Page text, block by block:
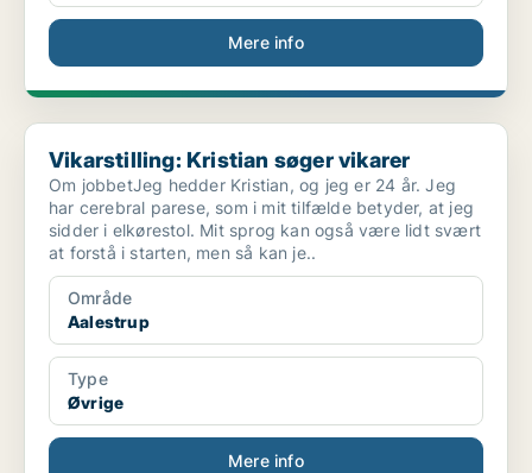
Mere info
Vikarstilling: Kristian søger vikarer
Vikarstilling: Kristian søger vikarer
Om jobbetJeg hedder Kristian, og jeg er 24 år. Jeg
har cerebral parese, som i mit tilfælde betyder, at jeg
sidder i elkørestol. Mit sprog kan også være lidt svært
at forstå i starten, men så kan je..
Område
Aalestrup
Type
Øvrige
Mere info